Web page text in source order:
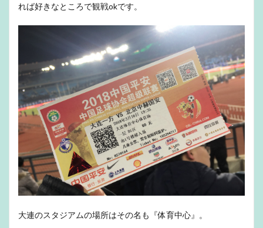
れば好きなところで観戦okです。
大連のスタジアムの場所はその名も『体育中心』。